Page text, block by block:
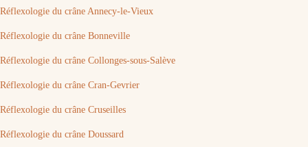
Réflexologie du crâne Annecy-le-Vieux
Réflexologie du crâne Bonneville
Réflexologie du crâne Collonges-sous-Salève
Réflexologie du crâne Cran-Gevrier
Réflexologie du crâne Cruseilles
Réflexologie du crâne Doussard